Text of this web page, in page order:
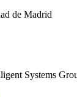
de Madrid
Systems